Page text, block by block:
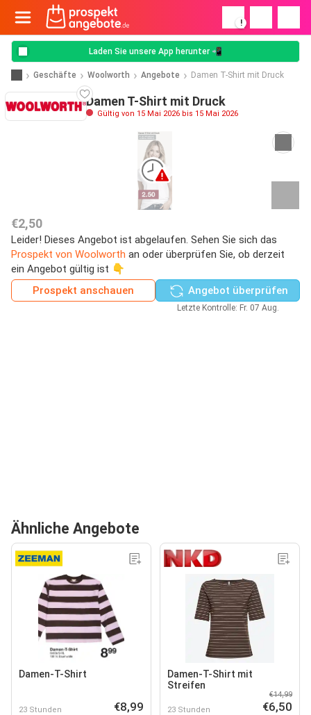
!
Laden Sie unsere App herunter 📲
Geschäfte Woolworth Angebote Damen T-Shirt mit Druck
Damen T-Shirt mit Druck
Gültig von 15 Mai 2026 bis 15 Mai 2026
€2,50
Leider! Dieses Angebot ist abgelaufen. Sehen Sie sich das
Prospekt von Woolworth an oder überprüfen Sie, ob derzeit
ein Angebot gültig ist 👇
Prospekt anschauen
Angebot überprüfen
Letzte Kontrolle: Fr. 07 Aug.
Ähnliche Angebote
Damen-T-Shirt
23 Stunden €8,99
Damen-T-Shirt mit
Streifen
23 Stunden
€14,99
€6,50